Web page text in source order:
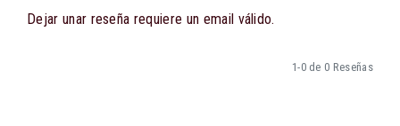
Dejar unar reseña requiere un email válido.
1-0 de 0 Reseñas